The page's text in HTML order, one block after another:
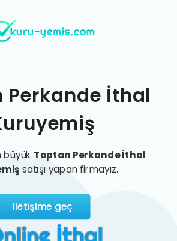
Perkande İthal
büyük Toptan Perkande İthal
satışı yapan firmayız.
iletişime geç